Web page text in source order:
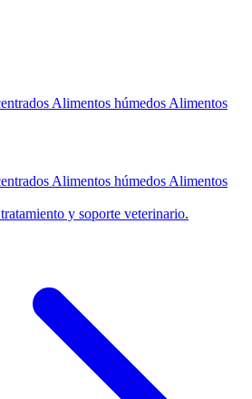
Alimentos húmedos Alimentos
Alimentos húmedos Alimentos
y soporte veterinario.